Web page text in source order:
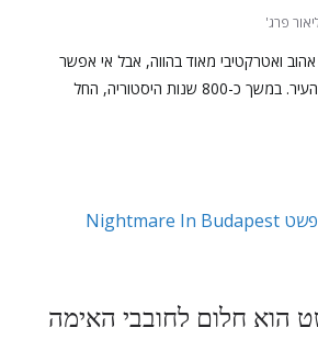
פרג'
אהוב ואטרקטיבי מאוד בהווה, אבל אי אפשר
שנות היסטוריה, החל
הוא חלום לחובבי האימה